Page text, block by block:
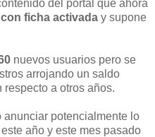
del portal que ahora
ficha activada y supone
nuevos usuarios pero se
arrojando un saldo
a otros años.
potencialmente lo
año y este mes pasado